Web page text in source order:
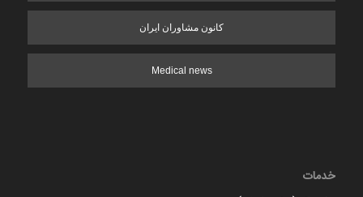
کانون مشاوران ایران
Medical news
خدمات